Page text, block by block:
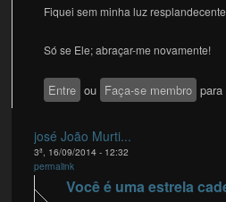
Fiquei sem minha luz
Só se Ele; abraçar-me novamente!
Entre ou Faça-se membro
josé João Murti...
3ª, 16/09/2014 - 12:32
permalink
Você é uma estrela